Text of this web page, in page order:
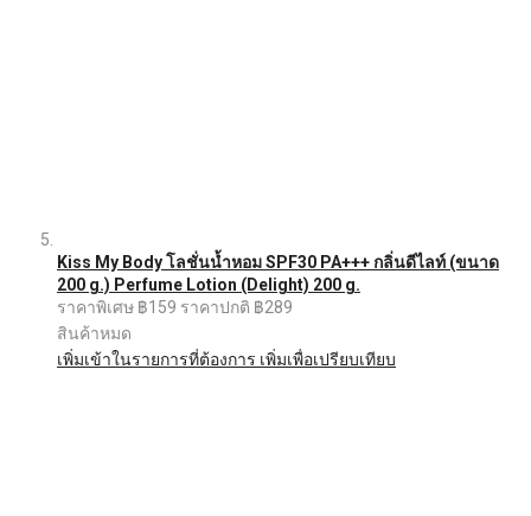
Kiss My Body โลชั่นน้ำหอม SPF30 PA+++ กลิ่นดีไลท์ (ขนาด
200 g.) Perfume Lotion (Delight) 200 g.
ราคาพิเศษ ฿159 ราคาปกติ ฿289
สินค้าหมด
เพิ่มเข้าในรายการที่ต้องการ เพิ่มเพื่อเปรียบเทียบ